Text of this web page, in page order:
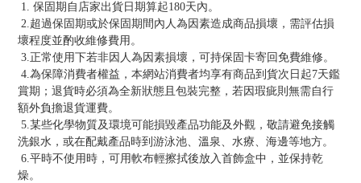
1. 保固期自店家出貨日期算起180天內。
2.超過保固期或於保固期間內人為因素造成商品損壞，需評估損
壞程度並酌收維修費用。
3.正常使用下若非因人為因素損壞，可持保固卡寄回免費維修。
4.為保障消費者權益，本網站消費者均享有商品到貨次日起7天鑑
賞期；退貨時必須為全新狀態且包裝完整，若因瑕疵則無需自行
額外負擔退貨運費。
5.某些化學物質及環境可能損毀產品功能及外觀，敬請避免接觸
洗銀水，或在配戴產品時到游泳池、溫泉、水療、海邊等地方。
6.平時不使用時，可用軟布輕擦拭後放入首飾盒中，並保持乾
燥。